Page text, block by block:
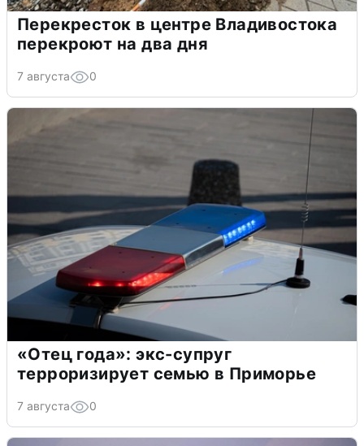
Перекресток в центре Владивостока
перекроют на два дня
7 августа 0
«Отец года»: экс-супруг
терроризирует семью в Приморье
7 августа 0